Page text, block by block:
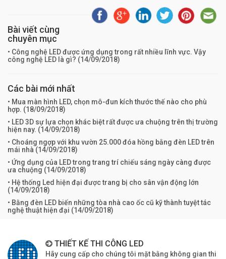
Bài viết cùng
chuyên mục
• Công nghệ LED được ứng dụng trong rất nhiều lĩnh vực. Vậy
công nghệ LED là gì? (14/09/2018)
Các bài mới nhất
• Mua màn hình LED, chọn mô-đun kích thước thế nào cho phù
hợp. (18/09/2018)
• LED 3D sự lựa chọn khác biệt rất được ưa chuộng trên thị trường
hiện nay. (14/09/2018)
• Choáng ngợp với khu vườn 25.000 đóa hồng bằng đèn LED trên
mái nhà (14/09/2018)
• Ứng dụng của LED trong trang trí chiếu sáng ngày càng được
ưa chuộng (14/09/2018)
• Hệ thống Led hiện đại được trang bị cho sân vận động lớn
(14/09/2018)
• Bằng đèn LED biến những tòa nhà cao ốc cũ kỹ thành tuyệt tác
nghệ thuật hiện đại (14/09/2018)
THIẾT KẾ THI CÔNG LED
Hãy cung cấp cho chúng tôi mặt bằng không gian thi